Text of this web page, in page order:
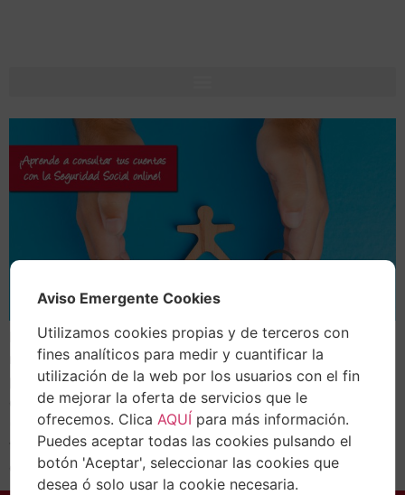
Pues sí, como lees. La Seguridad Social ha lanzado un
nuevo servicio en su sede electrónica. Aquellas
personas físicas o jurídicas que se encuentren incluidos
en el Régimen Especial de Trabajadores Autónomos
(RETA) podrán consultar sus cuentas de forma
telemática. Este nuevo servicio, que ya está disponible
en la web oficial de la Tesorería General…
Aviso Emergente Cookies
Utilizamos cookies propias y de terceros con
fines analíticos para medir y cuantificar la
utilización de la web por los usuarios con el fin
de mejorar la oferta de servicios que le
ofrecemos. ClicaAQUÍ para más información.
Puedes aceptar todas las cookies pulsando el
botón 'Aceptar', seleccionar las cookies que
desea ó solo usar la cookie necesaria.